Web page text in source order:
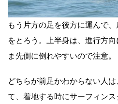
もう片方の足を後方に運んで
をとろう。上半身は、進行方
ま先側に倒れやすいので注意。
どちらが前足かわからない人
て、着地する時にサーフィン